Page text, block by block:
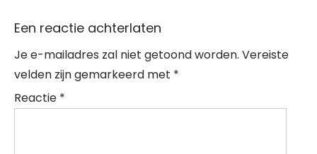
Een reactie achterlaten
Je e-mailadres zal niet getoond worden. Vereiste
velden zijn gemarkeerd met *
Reactie *